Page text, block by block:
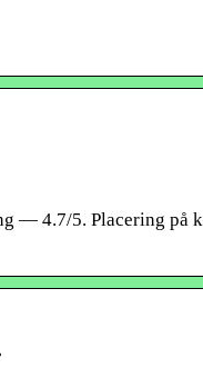
— 4.7/5. Placering på